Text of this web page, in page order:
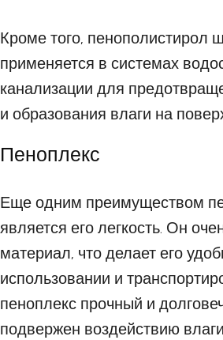
Кроме того, пенополистирол
применяется в системах
канализации для
и образования влаги на
Пеноплекс
Еще одним преимуществом
является его легкость. Он
материал, что делает его
использовании и
пеноплекс прочный и
подвержен воздействию